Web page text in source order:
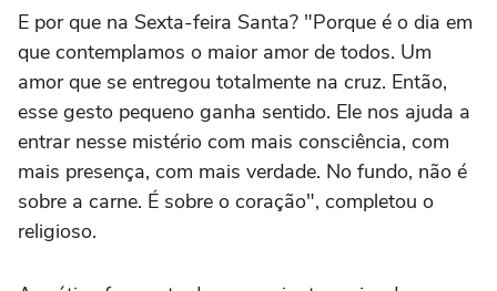
E por que na Sexta-feira Santa? "Porque é o dia em
que contemplamos o maior amor de todos. Um
amor que se entregou totalmente na cruz. Então,
esse gesto pequeno ganha sentido. Ele nos ajuda a
entrar nesse mistério com mais consciência, com
mais presença, com mais verdade. No fundo, não é
sobre a carne. É sobre o coração", completou o
religioso.